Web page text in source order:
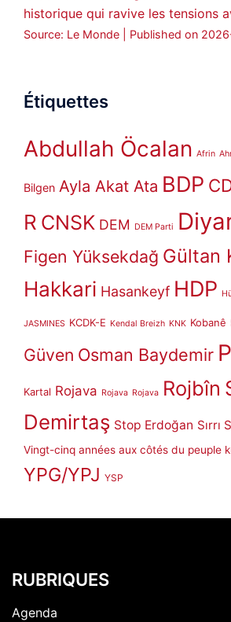
historique qui ravive les tensions
Source: Le Monde Published on
Étiquettes
Abdullah Öcalan Afrin
Bilgen Ayla Akat Ata BDP
R CNSK DEM DEM Parti
Figen Yüksekdağ Gültan
Hakkari Hasankeyf HDP
JASMINES KCDK-E Kendal Breizh KNK Kobanê
Güven Osman Baydemir
Kartal Rojava Rojava Rojava Rojbîn
Demirtaş Stop Erdoğan Sırrı
Vingt-cinq années aux côtés du peuple
YPG/YPJ YSP
RUBRIQUES
Agenda